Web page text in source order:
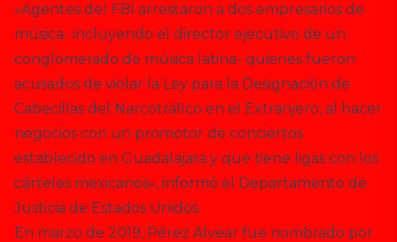
«Agentes del FBI arrestaron a dos empresarios de
música- incluyendo el director ejecutivo de un
conglomerado de música latina- quienes fueron
acusados de violar la Ley para la Designación de
Cabecillas del Narcotráfico en el Extranjero, al hacer
negocios con un promotor de conciertos
establecido en Guadalajara y que tiene ligas con los
cárteles mexicanos», informó el Departamento de
Justicia de Estados Unidos.
En marzo de 2019, Pérez Alvear fue nombrado por